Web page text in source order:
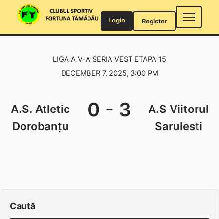
Login Register
LIGA A V-A SERIA VEST ETAPA 15
DECEMBER 7, 2025, 3:00 PM
A.S. Atletic
Dorobanțu
0 - 3
A.S Viitorul
Sarulesti
Caută